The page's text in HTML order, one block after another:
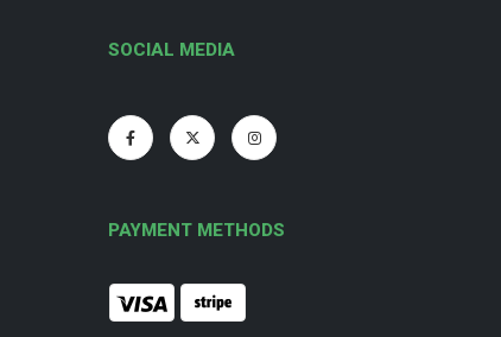
SOCIAL MEDIA
PAYMENT METHODS